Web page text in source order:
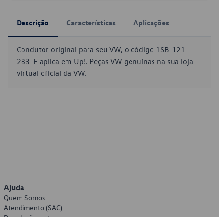
Descrição Características Aplicações
Condutor original para seu VW, o código 1SB-121-
283-E aplica em Up!. Peças VW genuínas na sua loja
virtual oficial da VW.
Ajuda
Quem Somos
Atendimento (SAC)